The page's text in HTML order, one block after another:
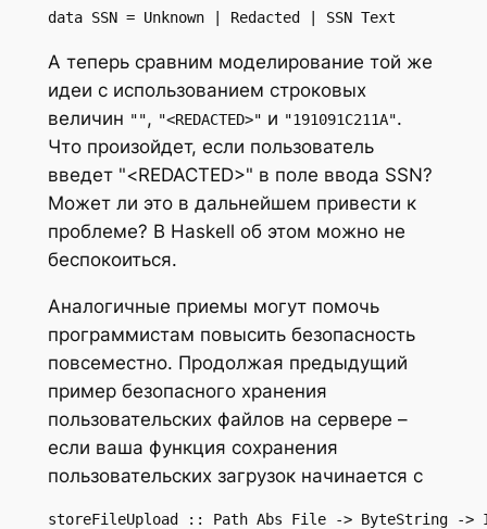
data SSN = Unknown | Redacted | SSN Text
А теперь сравним моделирование той же
идеи с использованием строковых
величин "", "<REDACTED>" и "191091C211A".
Что произойдет, если пользователь
введет "<REDACTED>" в поле ввода SSN?
Может ли это в дальнейшем привести к
проблеме? В Haskell об этом можно не
беспокоиться.
Аналогичные приемы могут помочь
программистам повысить безопасность
повсеместно. Продолжая предыдущий
пример безопасного хранения
пользовательских файлов на сервере –
если ваша функция сохранения
пользовательских загрузок начинается с
storeFileUpload :: Path Abs File -> ByteString -